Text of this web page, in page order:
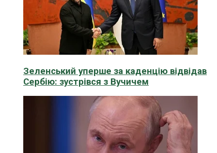
Зеленський уперше за каденцію відвідав
Сербію: зустрівся з Вучичем